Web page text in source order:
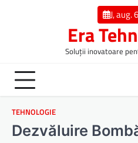
J, aug.
Era
Soluții inovatoare
TEHNOLOGIE
Dezvăluire